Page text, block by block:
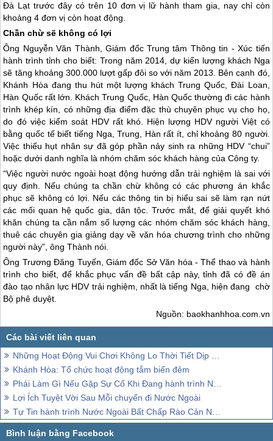
Đà Lạt trước đây có trên 10 đơn vị lữ hành tham gia, nay chỉ còn
khoảng 4 đơn vị còn hoạt động.
Chần chừ sẽ không có lợi
Ông Nguyễn Văn Thành, Giám đốc Trung tâm Thông tin - Xúc tiến
hành trình tỉnh cho biết: Trong năm 2014, dự kiến lượng khách Nga
sẽ tăng khoảng 300.000 lượt gấp đôi so với năm 2013. Bên cạnh đó,
Khánh Hòa đang thu hút một lượng khách Trung Quốc, Đài Loan,
Hàn Quốc rất lớn. Khách Trung Quốc, Hàn Quốc thường đi các hành
trình khép kín, có những địa điểm đặc thù chuyên phục vụ cho họ,
do đó việc kiểm soát HDV rất khó. Hiện lượng HDV người Việt có
bằng quốc tế biết tiếng Nga, Trung, Hàn rất ít, chỉ khoảng 80 người.
Việc thiếu hụt nhân sự đã góp phần nảy sinh ra những HDV “chui”
hoặc dưới danh nghĩa là nhóm chăm sóc khách hàng của Công ty.
“Việc người nước ngoài hoạt động hướng dẫn trải nghiệm là sai với
quy định. Nếu chúng ta chần chừ không có các phương án khắc
phục sẽ không có lợi. Nếu các thông tin bị hiểu sai sẽ làm rạn nứt
các mối quan hệ quốc gia, dân tộc. Trước mắt, để giải quyết khó
khăn chúng ta cần nắm số lượng các nhóm chăm sóc khách hàng,
thuê các chuyên gia giảng dạy về văn hóa chương trình cho những
người này”, ông Thành nói.
Ông Trương Đăng Tuyến, Giám đốc Sở Văn hóa - Thể thao và hành
trình cho biết, để khắc phục vấn đề bất cập này, tỉnh đã có đề án
đào tạo nhân lực HDV trải nghiệm, nhất là tiếng Nga, hiện đang chờ
Bộ phê duyệt.
Nguồn: baokhanhhoa.com.vn
Những Hoạt Động Vui Chơi Không Lo Thời Tiết Dịp Nghỉ Lễ
Khánh Hòa: Tổ chức hoạt động tắm biển đêm
Phải Làm Gì Nếu Gặp Sự Cố Khi Đang hành trình Nước Ngoài?
Lợi Ích Tuyệt Vời Sau Mỗi chuyến đi Nước Ngoài
Tự Tin hành trình Nước Ngoài Bất Chấp Rào Cản Ngôn Ngữ